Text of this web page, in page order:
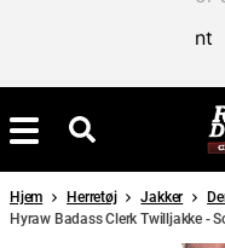
Hjem Herretøj Jakker
Hyraw Badass Clerk Twilljakke -